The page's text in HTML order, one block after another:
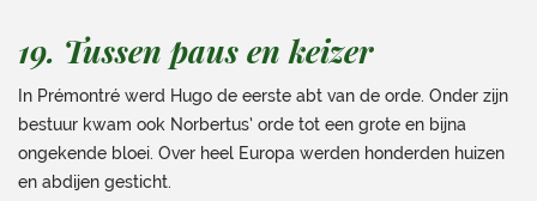
19. Tussen paus en keizer
In Prémontré werd Hugo de eerste abt van de orde. Onder zijn
bestuur kwam ook Norbertus’ orde tot een grote en bijna
ongekende bloei. Over heel Europa werden honderden huizen
en abdijen gesticht.